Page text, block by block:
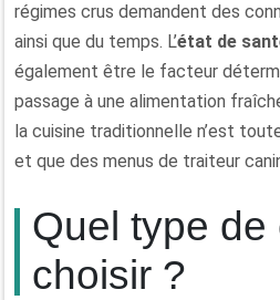
régimes crus demandent des
ainsi que du temps. L’état de
également être le facteur
passage à une alimentation
la cuisine traditionnelle n’est
et que des menus de traiteur
Quel type de
choisir ?